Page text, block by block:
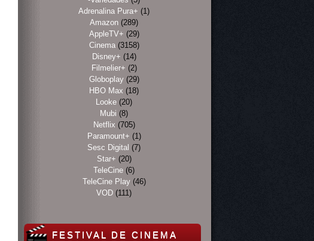
Adrenalina Pura+ (1)
Amazon (289)
AppleTV+ (29)
Cinema (3158)
Disney+ (14)
Filmelier+ (2)
Globoplay (29)
HBO Max (18)
Looke (20)
Mubi (8)
Netflix (705)
Paramount+ (1)
Sesc Digital (7)
Star+ (20)
TeleCine (6)
TeleCine Play (46)
VOD (111)
FESTIVAL DE CINEMA